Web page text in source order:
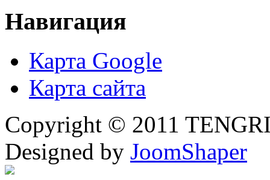
Навигация
Карта Google
Карта сайта
Copyright © 2011
Designed by JoomShaper